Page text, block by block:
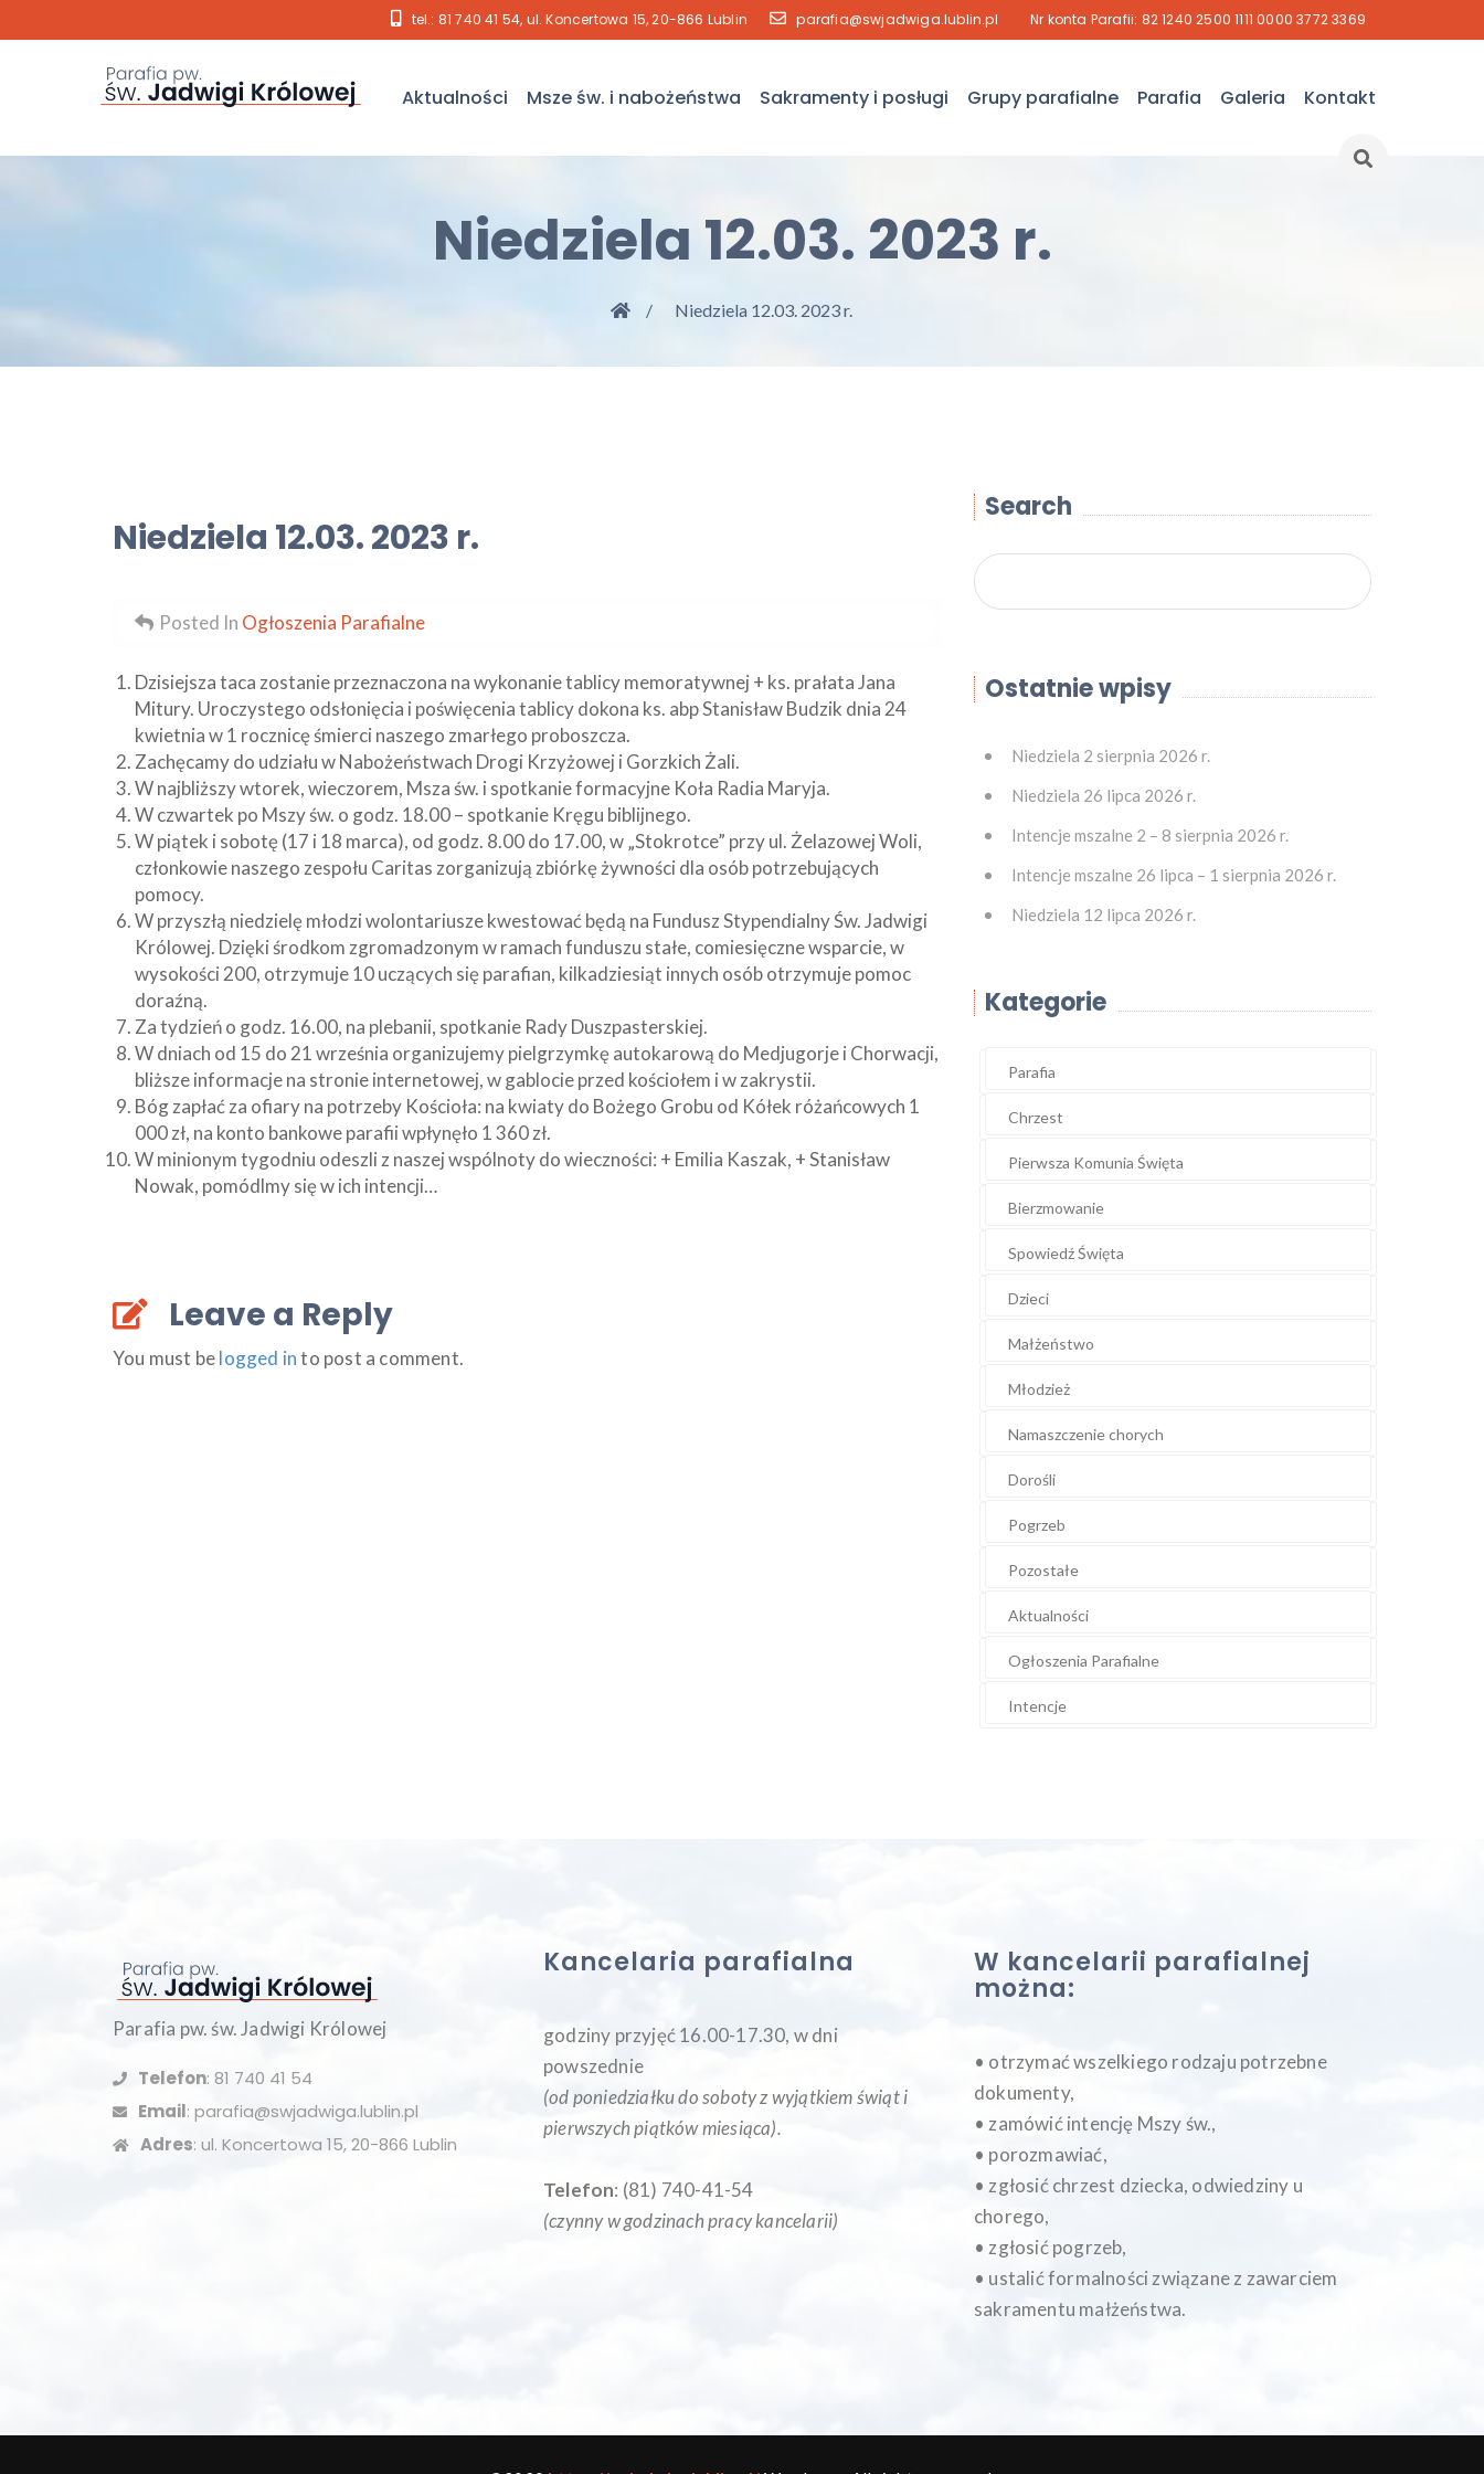
tel.: 81 740 41 54, ul. Koncertowa 15, 20-866 Lublin parafia@swjadwiga.lublin.pl Nr konta Parafii: 82 1240 2500 1111 0000 3772 3369
Aktualności Msze św. i nabożeństwa Sakramenty i posługi Grupy parafialne Parafia Galeria Kontakt
Niedziela 12.03. 2023 r.
Niedziela 12.03. 2023 r.
Niedziela 12.03. 2023 r.
Posted In Ogłoszenia Parafialne
Dzisiejsza taca zostanie przeznaczona na wykonanie tablicy memoratywnej + ks. prałata Jana
Mitury. Uroczystego odsłonięcia i poświęcenia tablicy dokona ks. abp Stanisław Budzik dnia 24
kwietnia w 1 rocznicę śmierci naszego zmarłego proboszcza.
Zachęcamy do udziału w Nabożeństwach Drogi Krzyżowej i Gorzkich Żali.
W najbliższy wtorek, wieczorem, Msza św. i spotkanie formacyjne Koła Radia Maryja.
W czwartek po Mszy św. o godz. 18.00 – spotkanie Kręgu biblijnego.
W piątek i sobotę (17 i 18 marca), od godz. 8.00 do 17.00, w „Stokrotce” przy ul. Żelazowej Woli,
członkowie naszego zespołu Caritas zorganizują zbiórkę żywności dla osób potrzebujących
pomocy.
W przyszłą niedzielę młodzi wolontariusze kwestować będą na Fundusz Stypendialny Św. Jadwigi
Królowej. Dzięki środkom zgromadzonym w ramach funduszu stałe, comiesięczne wsparcie, w
wysokości 200, otrzymuje 10 uczących się parafian, kilkadziesiąt innych osób otrzymuje pomoc
doraźną.
Za tydzień o godz. 16.00, na plebanii, spotkanie Rady Duszpasterskiej.
W dniach od 15 do 21 września organizujemy pielgrzymkę autokarową do Medjugorje i Chorwacji,
bliższe informacje na stronie internetowej, w gablocie przed kościołem i w zakrystii.
Bóg zapłać za ofiary na potrzeby Kościoła: na kwiaty do Bożego Grobu od Kółek różańcowych 1
000 zł, na konto bankowe parafii wpłynęło 1 360 zł.
W minionym tygodniu odeszli z naszej wspólnoty do wieczności: + Emilia Kaszak, + Stanisław
Nowak, pomódlmy się w ich intencji…
Leave a Reply
You must belogged into post a comment.
Search
Ostatnie wpisy
Niedziela 2 sierpnia 2026 r.
Niedziela 26 lipca 2026 r.
Intencje mszalne 2 – 8 sierpnia 2026 r.
Intencje mszalne 26 lipca – 1 sierpnia 2026 r.
Niedziela 12 lipca 2026 r.
Kategorie
Parafia
Chrzest
Pierwsza Komunia Święta
Bierzmowanie
Spowiedź Święta
Dzieci
Małżeństwo
Młodzież
Namaszczenie chorych
Dorośli
Pogrzeb
Pozostałe
Aktualności
Ogłoszenia Parafialne
Intencje
Parafia pw. św. Jadwigi Królowej
Telefon: 81 740 41 54
Email: parafia@swjadwiga.lublin.pl
Adres: ul. Koncertowa 15, 20-866 Lublin
Kancelaria parafialna
godziny przyjęć 16.00-17.30, w dni
powszednie
(od poniedziałku do soboty z wyjątkiem świąt i
pierwszych piątków miesiąca).
Telefon: (81) 740-41-54
(czynny w godzinach pracy kancelarii)
W kancelarii parafialnej
można:
• otrzymać wszelkiego rodzaju potrzebne
dokumenty,
• zamówić intencję Mszy św.,
• porozmawiać,
• zgłosić chrzest dziecka, odwiedziny u
chorego,
• zgłosić pogrzeb,
• ustalić formalności związane z zawarciem
sakramentu małżeństwa.